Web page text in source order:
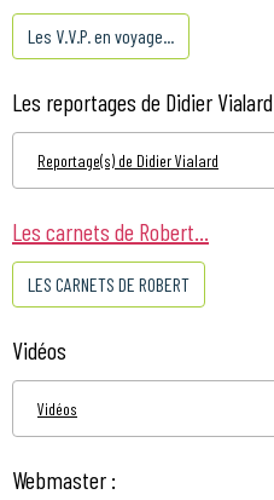
Les V.V.P. en voyage...
Les reportages de Didier Vialard
Reportage(s) de Didier Vialard
Les carnets de Robert...
LES CARNETS DE ROBERT
Vidéos
Vidéos
Webmaster :